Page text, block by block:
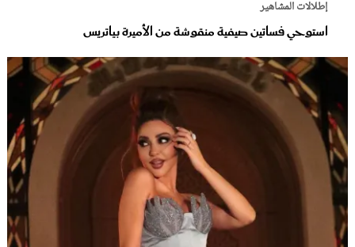
إطلالات المشاهير
استوحي فساتين صيفية منقوشة من الأميرة بياتريس